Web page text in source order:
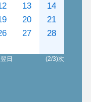
13
14
20
21
27
28
翌日 (2/3)次